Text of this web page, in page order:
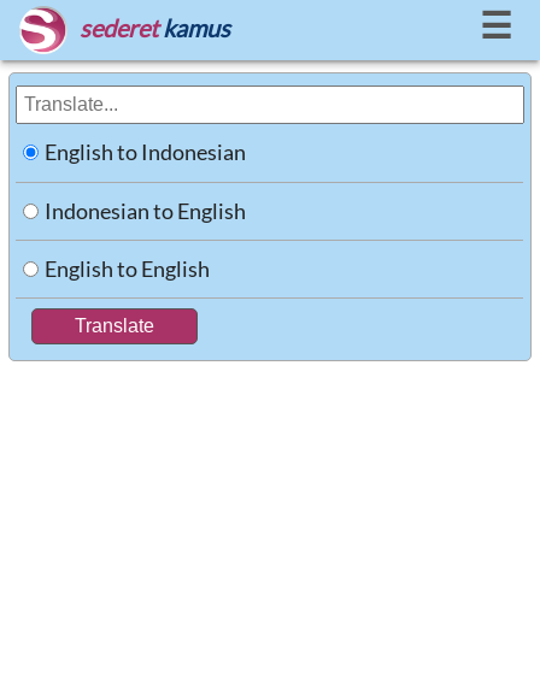
sederet kamus ☰
English to Indonesian
Indonesian to English
English to English